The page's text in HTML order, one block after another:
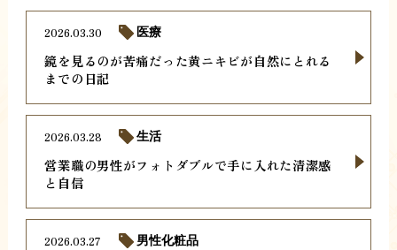
鏡を見るのが苦痛だった黄ニキビが自然にとれる
までの日記
2026.03.30 医療
営業職の男性がフォトダブルで手に入れた清潔感
と自信
2026.03.28 生活
2026.03.27 男性化粧品